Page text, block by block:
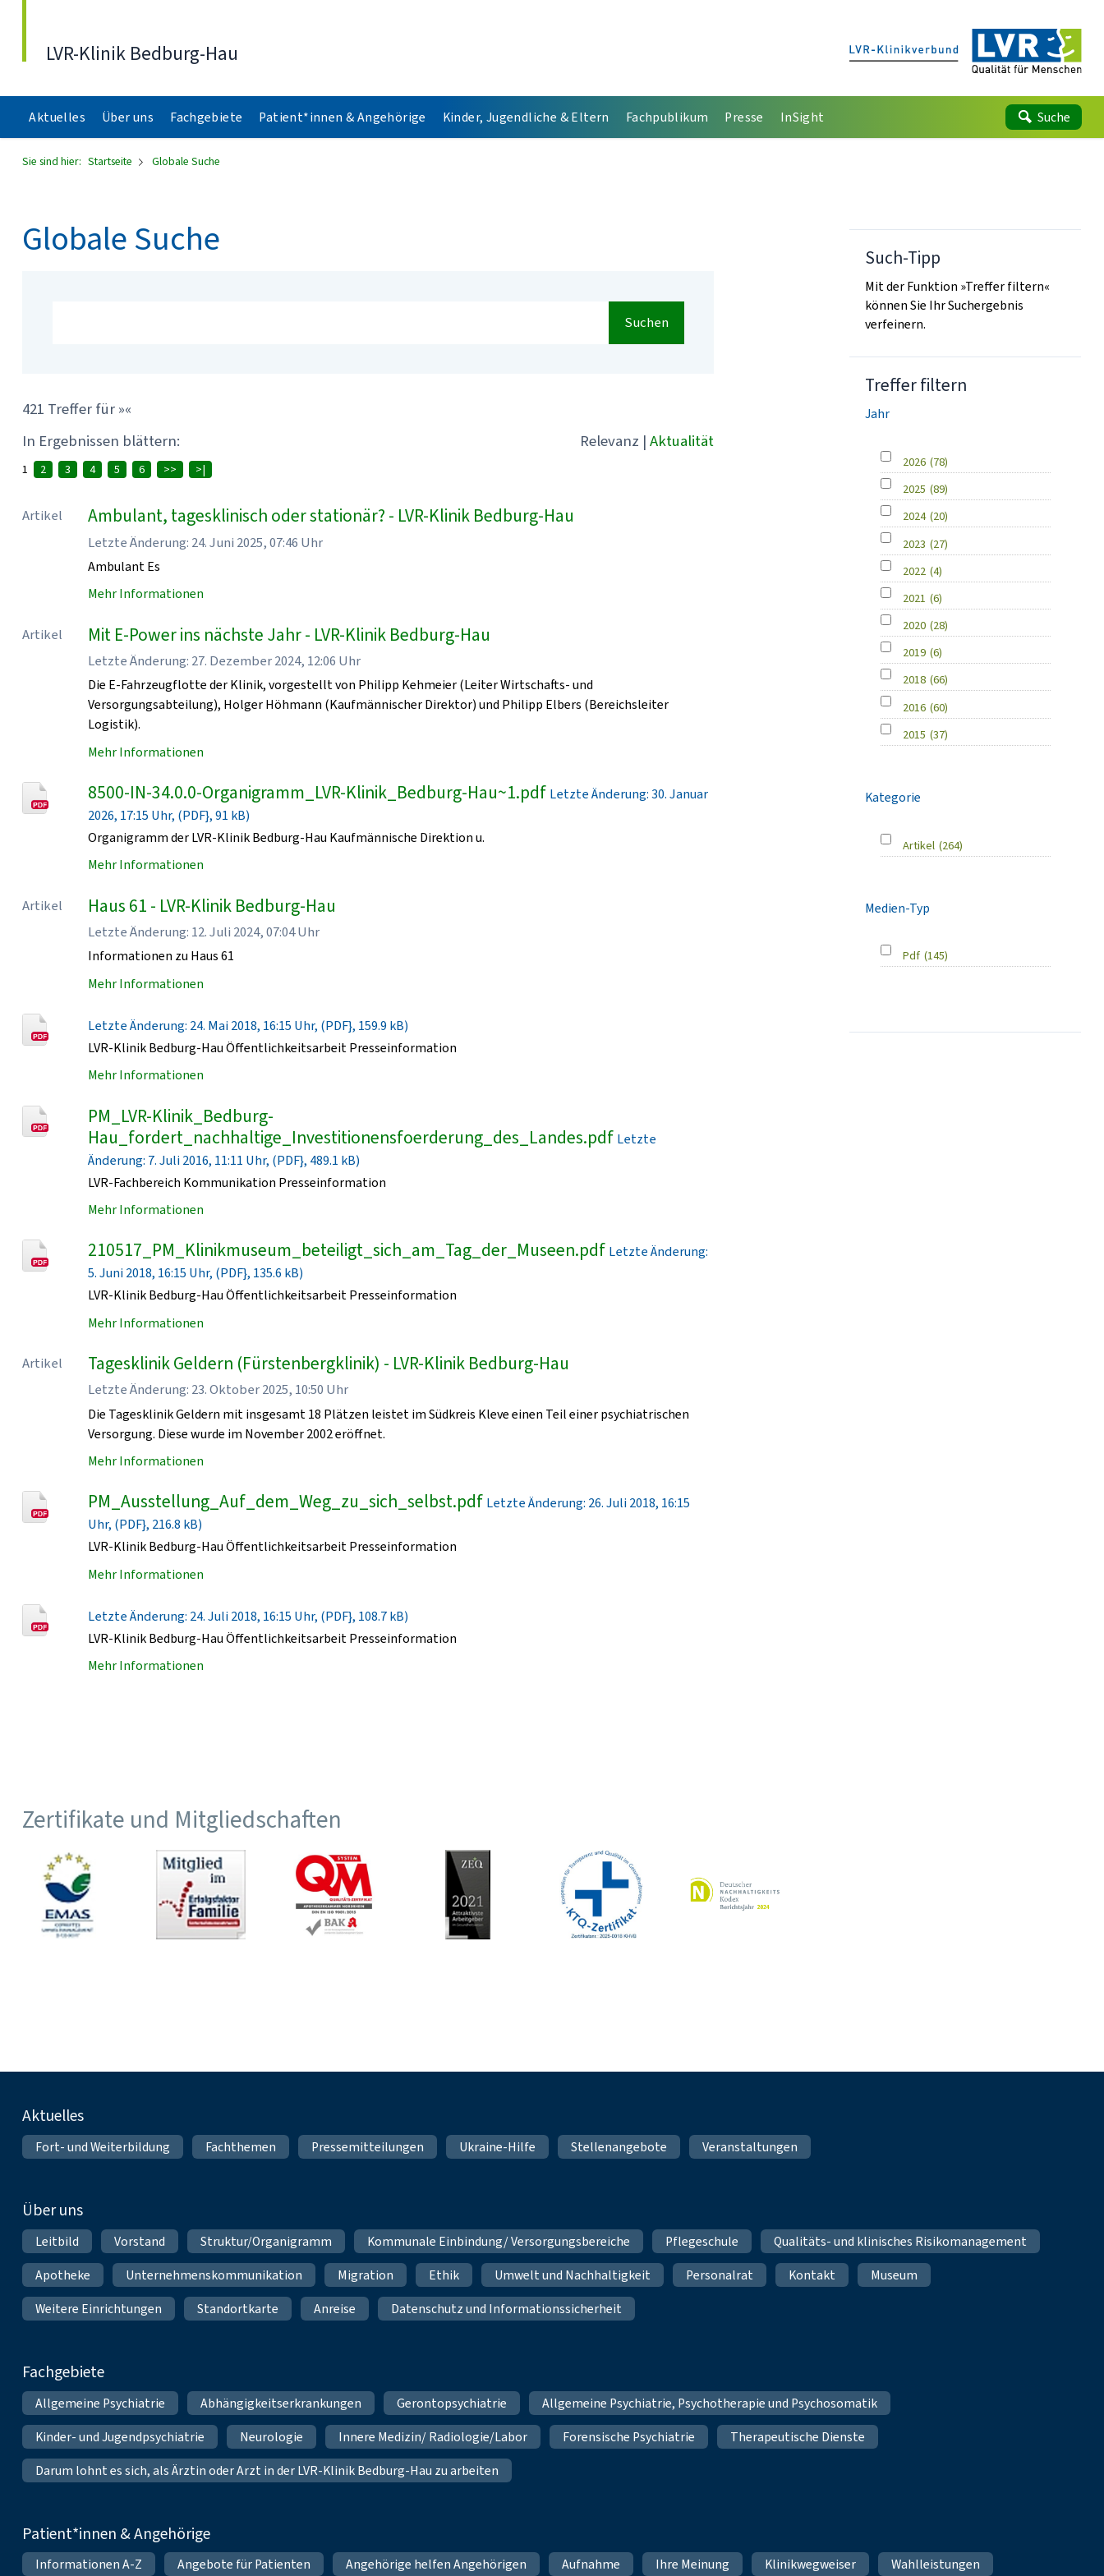
LVR-Klinik Bedburg-Hau
Aktuelles Über uns Fachgebiete Patient*innen & Angehörige Kinder, Jugendliche & Eltern Fachpublikum Presse InSight Suche
Sie sind hier: Startseite Globale Suche
Globale Suche
Suchen
421 Treffer für »«
In Ergebnissen blättern:
Relevanz | Aktualität
1 2 3 4 5 6 >> >|
Artikel Ambulant, tagesklinisch oder stationär? - LVR-Klinik Bedburg-Hau
Letzte Änderung: 24. Juni 2025, 07:46 Uhr
Ambulant Es
Mehr Informationen
Artikel Mit E-Power ins nächste Jahr - LVR-Klinik Bedburg-Hau
Letzte Änderung: 27. Dezember 2024, 12:06 Uhr
Die E-Fahrzeugflotte der Klinik, vorgestellt von Philipp Kehmeier (Leiter Wirtschafts- und
Versorgungsabteilung), Holger Höhmann (Kaufmännischer Direktor) und Philipp Elbers (Bereichsleiter
Logistik).
Mehr Informationen
8500-IN-34.0.0-Organigramm_LVR-Klinik_Bedburg-Hau~1.pdf Letzte Änderung: 30. Januar
2026, 17:15 Uhr, (PDF}, 91 kB)
Organigramm der LVR-Klinik Bedburg-Hau Kaufmännische Direktion u.
Mehr Informationen
Artikel Haus 61 - LVR-Klinik Bedburg-Hau
Letzte Änderung: 12. Juli 2024, 07:04 Uhr
Informationen zu Haus 61
Mehr Informationen
Letzte Änderung: 24. Mai 2018, 16:15 Uhr, (PDF}, 159.9 kB)
LVR-Klinik Bedburg-Hau Öffentlichkeitsarbeit Presseinformation
Mehr Informationen
PM_LVR-Klinik_Bedburg-
Hau_fordert_nachhaltige_Investitionensfoerderung_des_Landes.pdf Letzte
Änderung: 7. Juli 2016, 11:11 Uhr, (PDF}, 489.1 kB)
LVR-Fachbereich Kommunikation Presseinformation
Mehr Informationen
210517_PM_Klinikmuseum_beteiligt_sich_am_Tag_der_Museen.pdf Letzte Änderung:
5. Juni 2018, 16:15 Uhr, (PDF}, 135.6 kB)
LVR-Klinik Bedburg-Hau Öffentlichkeitsarbeit Presseinformation
Mehr Informationen
Artikel Tagesklinik Geldern (Fürstenbergklinik) - LVR-Klinik Bedburg-Hau
Letzte Änderung: 23. Oktober 2025, 10:50 Uhr
Die Tagesklinik Geldern mit insgesamt 18 Plätzen leistet im Südkreis Kleve einen Teil einer psychiatrischen
Versorgung. Diese wurde im November 2002 eröffnet.
Mehr Informationen
PM_Ausstellung_Auf_dem_Weg_zu_sich_selbst.pdf Letzte Änderung: 26. Juli 2018, 16:15
Uhr, (PDF}, 216.8 kB)
LVR-Klinik Bedburg-Hau Öffentlichkeitsarbeit Presseinformation
Mehr Informationen
Letzte Änderung: 24. Juli 2018, 16:15 Uhr, (PDF}, 108.7 kB)
LVR-Klinik Bedburg-Hau Öffentlichkeitsarbeit Presseinformation
Mehr Informationen
Such-Tipp
Mit der Funktion »Treffer filtern«
können Sie Ihr Suchergebnis
verfeinern.
Treffer filtern
Jahr
2026 (78)
2025 (89)
2024 (20)
2023 (27)
2022 (4)
2021 (6)
2020 (28)
2019 (6)
2018 (66)
2016 (60)
2015 (37)
Kategorie
Artikel (264)
Medien-Typ
Pdf (145)
Zertifikate und Mitgliedschaften
Fußnavigation
Aktuelles
Fort- und Weiterbildung Fachthemen Pressemitteilungen Ukraine-Hilfe Stellenangebote Veranstaltungen
Über uns
Leitbild Vorstand Struktur/Organigramm Kommunale Einbindung/ Versorgungsbereiche Pflegeschule
Qualitäts- und klinisches Risikomanagement
Apotheke
Unternehmenskommunikation Migration Ethik Umwelt und Nachhaltigkeit Personalrat Kontakt
Museum
Weitere Einrichtungen
Standortkarte Anreise Datenschutz und Informationssicherheit
Fachgebiete
Allgemeine Psychiatrie Abhängigkeitserkrankungen Gerontopsychiatrie
Allgemeine Psychiatrie, Psychotherapie und Psychosomatik
Kinder- und Jugendpsychiatrie
Neurologie Innere Medizin/ Radiologie/Labor Forensische Psychiatrie
Therapeutische Dienste
Darum lohnt es sich, als Ärztin oder Arzt in der LVR-Klinik Bedburg-Hau zu arbeiten
Patient*innen & Angehörige
Informationen A-Z Angebote für Patienten Angehörige helfen Angehörigen Aufnahme Ihre Meinung Klinikwegweiser
Wahlleistungen